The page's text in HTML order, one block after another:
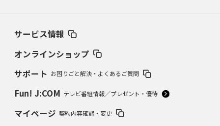
サービス情報
オンラインショップ
サポート お困りごと解決・よくあるご質問
Fun! J:COM テレビ番組情報／プレゼント・優待
マイページ 契約内容確認・変更